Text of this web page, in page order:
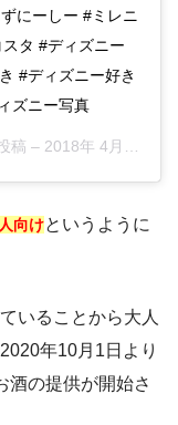
にーしー #ミレニ
タ #ディズニー
#ディズニー好き
ズニー写真
稿 – 2018年 4月月21日午前7時53分PDT
向けというように
いることから大人
年10月1日より
酒の提供が開始さ